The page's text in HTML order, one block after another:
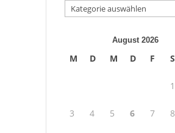
Kategorien
August 2026
M D M D F S
1
3 4 5 6 7 8